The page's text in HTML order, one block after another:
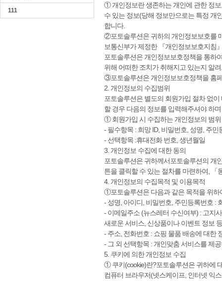
111
① 개인정보란 생존하는 개인에 관한 정
수 있는 정보(당해 정보만으로는 특정 개
합니다.
②포토솔루션은 귀하의 개인정보보호를
보통신부가 제정한 『개인정보보호지침
포토솔루션은 개인정보보호정책을 통하
위해 어떠한 조치가 취해지고 있는지 알
③포토솔루션은 개인정보보호정책을 홈
2. 개인정보의 수집범위
포토솔루션은 별도의 회원가입 절차 없
할 경우 다음의 정보를 입력해주셔야 하
① 회원가입 시 수집하는 개인정보의 범위
- 필수항목 : 희망 ID, 비밀번호, 성명, 주
- 선택항목 :휴대전화 번호, 생년월일
3. 개인정보 수집에 대한 동의
포토솔루션은 귀하께서포토솔루션의 개
튼을 클릭할 수 있는 절차를 마련하여,
4. 개인정보의 수집목적 및 이용목적
①포토솔루션은 다음과 같은 목적을 위하
- 성명, 아이디, 비밀번호, 주민등록번호 :
- 이메일주소 (뉴스레터 수신여부) : 고지
새로운 서비스, 신상품이나 이벤트 정보
- 주소, 전화번호 : 쇼핑 물품 배송에 대한
- 그 외 선택항목 : 개인맞춤 서비스를 제
5. 쿠키에 의한 개인정보 수집
① 쿠키(cookie)란?포토솔루션은 귀하에
컴퓨터 브라우저(넷스케이프, 인터넷 익